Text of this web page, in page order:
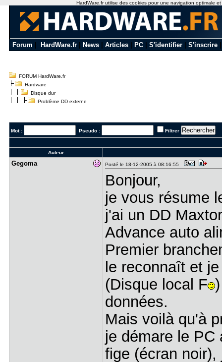
Forum HardWare.fr News Articles PC S'identifier S'inscrire
FORUM HardWare.fr
Hardware
Disque dur
Problème DD externe
Mot : Pseudo : Filtrer
Auteur
Gegoma Posté le 18-12-2005 à 08:16:55
Bonjour,
je vous résume
j'ai un DD
Advance auto
Premier
le reconnaît et
(Disque local F
données.
Mais voilà qu'à
je démare le PC
fige (écran
HardWare.fr utilise des cookies pour une navigation optimale